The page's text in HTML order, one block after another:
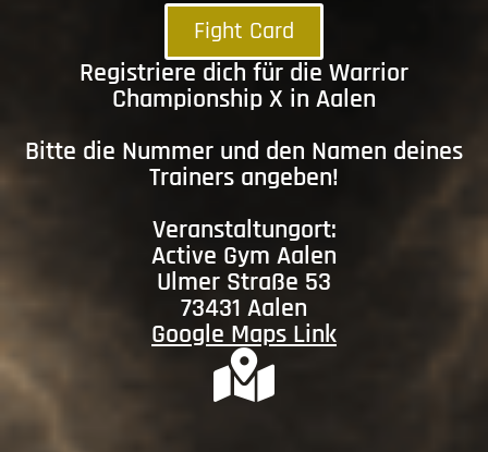
Fight Card
Registriere dich für die Warrior
Championship X in Aalen
Bitte die Nummer und den Namen deines
Trainers angeben!
Veranstaltungort:
Active Gym Aalen
Ulmer Straße 53
73431 Aalen
Google Maps Link